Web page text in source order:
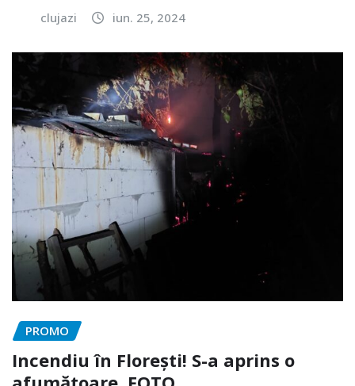
clujazi iun. 25, 2024
PROMO
Incendiu în Florești! S-a aprins o